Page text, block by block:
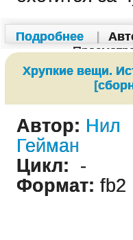
Подробнее
Хрупкие вещи.
Автор: Нил
Гейман
Цикл: -
Формат: fb2